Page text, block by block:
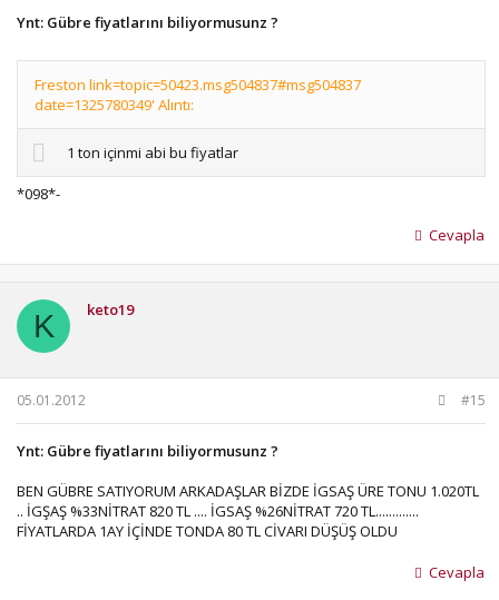
Ynt: Gübre fiyatlarını biliyormusunz ?
Freston link=topic=50423.msg504837#msg504837
date=1325780349' Alıntı:
1 ton içinmi abi bu fiyatlar
*098*-
Cevapla
K keto19
05.01.2012 #15
Ynt: Gübre fiyatlarını biliyormusunz ?
BEN GÜBRE SATIYORUM ARKADAŞLAR BİZDE İGSAŞ ÜRE TONU 1.020TL
.. İGŞAŞ %33NİTRAT 820 TL .... İGSAŞ %26NİTRAT 720 TL.............
FİYATLARDA 1AY İÇİNDE TONDA 80 TL CİVARI DÜŞÜŞ OLDU
Cevapla